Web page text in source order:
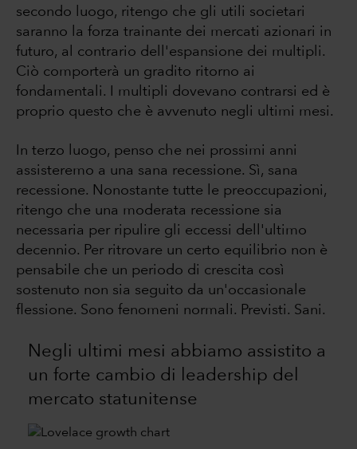
secondo luogo, ritengo che gli utili societari
saranno la forza trainante dei mercati azionari in
futuro, al contrario dell'espansione dei multipli.
Ciò comporterà un gradito ritorno ai
fondamentali. I multipli dovevano contrarsi ed è
proprio questo che è avvenuto negli ultimi mesi.
In terzo luogo, penso che nei prossimi anni
assisteremo a una sana recessione. Sì, sana
recessione. Nonostante tutte le preoccupazioni,
ritengo che una moderata recessione sia
necessaria per ripulire gli eccessi dell'ultimo
decennio. Per ritrovare un certo equilibrio non è
pensabile che un periodo di crescita così
sostenuto non sia seguito da un'occasionale
flessione. Sono fenomeni normali. Previsti. Sani.
Negli ultimi mesi abbiamo assistito a
un forte cambio di leadership del
mercato statunitense